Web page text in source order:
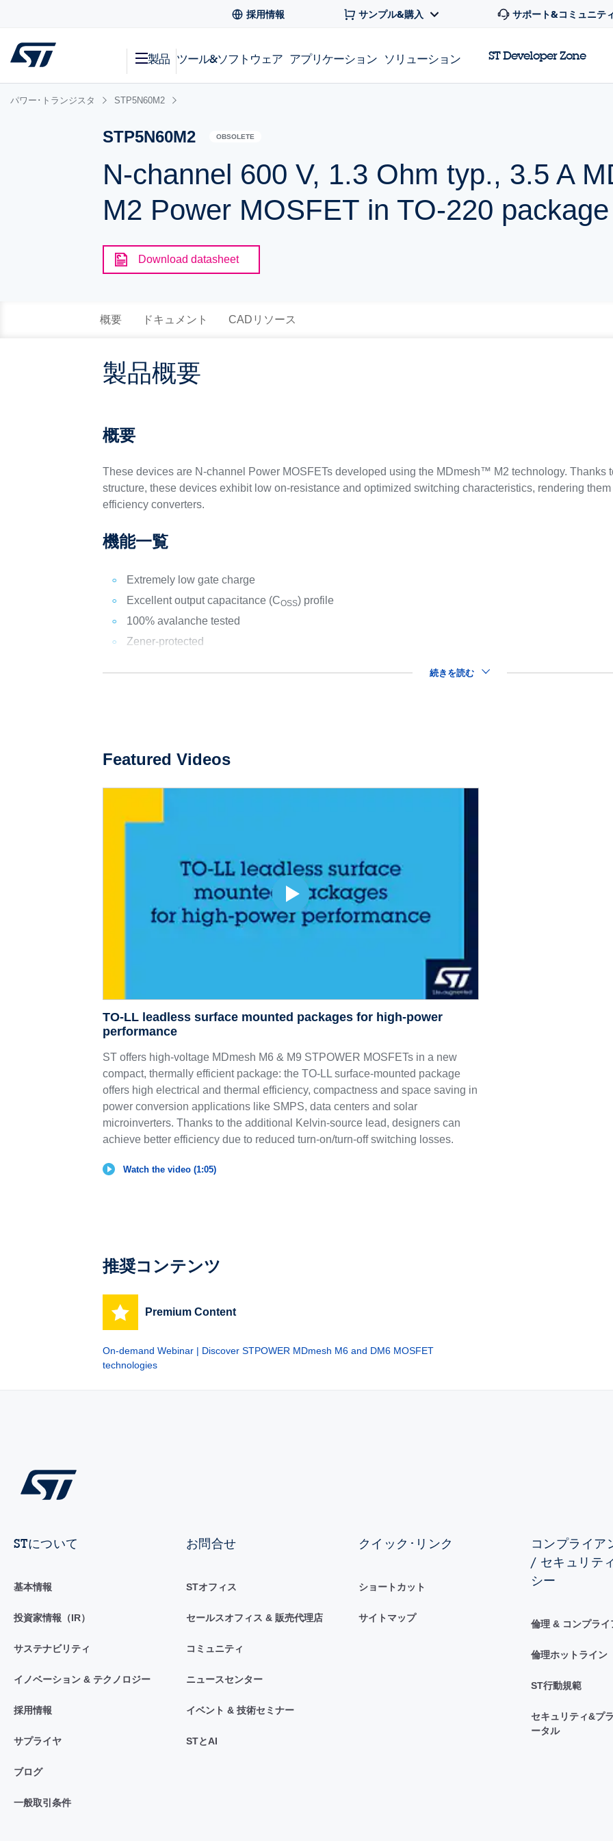
採用情報 サンプル&購入 サポート&コミュニテ
製品 ツール&ソフトウェア アプリケーション ソリューション ST Developer Zone
パワー･トランジスタ STP5N60M2
STP5N60M2 OBSOLETE
N-channel 600 V, 1.3 Ohm typ., 3.5 A
M2 Power MOSFET in TO-220 package
Download datasheet
概要 ドキュメント CADリソース
製品概要
概要
These devices are N-channel Power MOSFETs developed using the MDmesh™ M2 technology. Thanks
structure, these devices exhibit low on-resistance and optimized switching characteristics, rendering
efficiency converters.
機能一覧
Extremely low gate charge
Excellent output capacitance (COSS) profile
100% avalanche tested
Zener-protected
続きを読む
Featured Videos
TO-LL leadless surface mounted packages for high-power
performance
ST offers high-voltage MDmesh M6 & M9 STPOWER MOSFETs in a new
compact, thermally efficient package: the TO-LL surface-mounted package
offers high electrical and thermal efficiency, compactness and space saving in
power conversion applications like SMPS, data centers and solar
microinverters. Thanks to the additional Kelvin-source lead, designers can
achieve better efficiency due to reduced turn-on/turn-off switching losses.
Watch the video (1:05)
推奨コンテンツ
Premium Content
On-demand Webinar | Discover STPOWER MDmesh M6 and DM6 MOSFET
technologies
STについて
基本情報
投資家情報（IR）
サステナビリティ
イノベーション & テクノロジー
採用情報
サプライヤ
ブログ
一般取引条件
お問合せ
STオフィス
セールスオフィス & 販売代理店
コミュニティ
ニュースセンター
イベント & 技術セミナー
STとAI
クイック･リンク
ショートカット
サイトマップ
コンプライア
/ セキュリテ
シー
倫理 & コンプライ
倫理ホットライン
ST行動規範
セキュリティ&プ
ータル